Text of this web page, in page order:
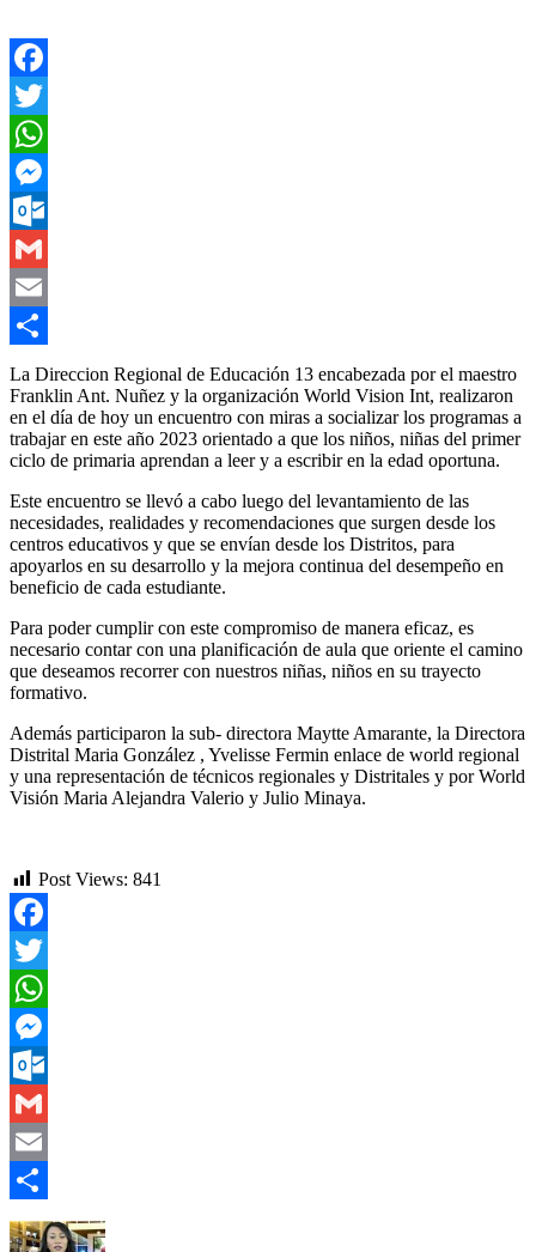
Facebook
Twitter
WhatsApp
Messenger
Outlook.com
Gmail
Email
Compartir
La Direccion Regional de Educación 13 encabezada por el maestro
Franklin Ant. Nuñez y la organización World Vision Int, realizaron
en el día de hoy un encuentro con miras a socializar los programas a
trabajar en este año 2023 orientado a que los niños, niñas del primer
ciclo de primaria aprendan a leer y a escribir en la edad oportuna.
Este encuentro se llevó a cabo luego del levantamiento de las
necesidades, realidades y recomendaciones que surgen desde los
centros educativos y que se envían desde los Distritos, para
apoyarlos en su desarrollo y la mejora continua del desempeño en
beneficio de cada estudiante.
Para poder cumplir con este compromiso de manera eficaz, es
necesario contar con una planificación de aula que oriente el camino
que deseamos recorrer con nuestros niñas, niños en su trayecto
formativo.
Además participaron la sub- directora Maytte Amarante, la Directora
Distrital Maria González , Yvelisse Fermin enlace de world regional
y una representación de técnicos regionales y Distritales y por World
Visión Maria Alejandra Valerio y Julio Minaya.
Post Views: 841
Facebook
Twitter
WhatsApp
Messenger
Outlook.com
Gmail
Email
Compartir